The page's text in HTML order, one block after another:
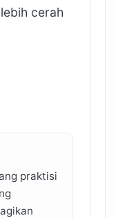
cerah
praktisi